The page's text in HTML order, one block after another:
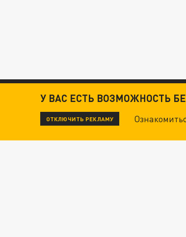
У ВАС ЕСТЬ ВОЗМОЖНОСТЬ
ОТКЛЮЧИТЬ РЕКЛАМУ